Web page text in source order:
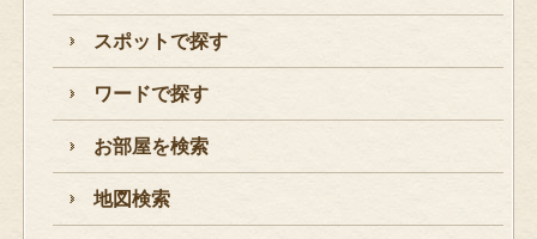
スポットで探す
ワードで探す
お部屋を検索
地図検索